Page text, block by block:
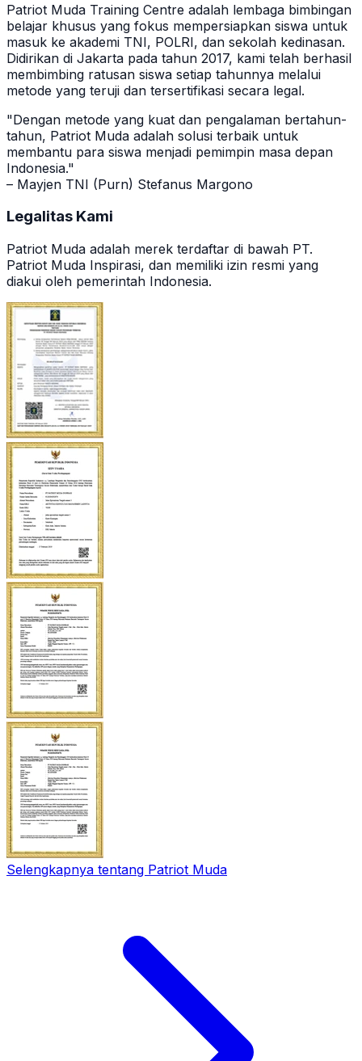
Patriot Muda Training Centre adalah lembaga bimbingan
belajar khusus yang fokus mempersiapkan siswa untuk
masuk ke akademi TNI, POLRI, dan sekolah kedinasan.
Didirikan di Jakarta pada tahun 2017, kami telah berhasil
membimbing ratusan siswa setiap tahunnya melalui
metode yang teruji dan tersertifikasi secara legal.
"Dengan metode yang kuat dan pengalaman bertahun-
tahun, Patriot Muda adalah solusi terbaik untuk
membantu para siswa menjadi pemimpin masa depan
Indonesia."
– Mayjen TNI (Purn) Stefanus Margono
Legalitas Kami
Patriot Muda adalah merek terdaftar di bawah PT.
Patriot Muda Inspirasi, dan memiliki izin resmi yang
diakui oleh pemerintah Indonesia.
Selengkapnya tentang Patriot Muda